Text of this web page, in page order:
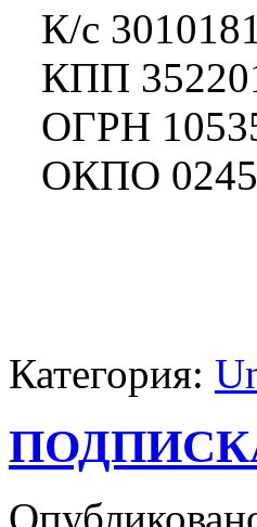
К/с
КПП
ОГРН
ОКПО
Категория: